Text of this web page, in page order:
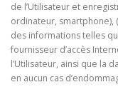
de l’Utilisateur et
ordinateur, smartphone),
des informations telles
fournisseur d’accès
l’Utilisateur, ainsi que la
en aucun cas